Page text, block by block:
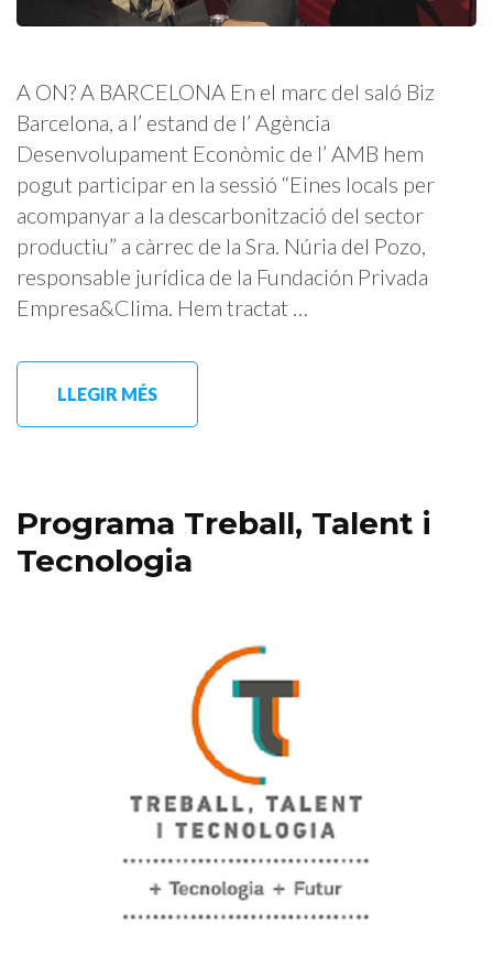
A ON? A BARCELONA En el marc del saló Biz
Barcelona, a l’ estand de l’ Agència
Desenvolupament Econòmic de l’ AMB hem
pogut participar en la sessió “Eines locals per
acompanyar a la descarbonització del sector
productiu” a càrrec de la Sra. Núria del Pozo,
responsable jurídica de la Fundación Privada
Empresa&Clima. Hem tractat …
LLEGIR MÉS
Programa Treball, Talent i
Tecnologia